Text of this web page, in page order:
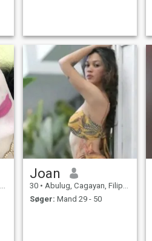
Joan
30 • Abulug, Cagayan, Filippinerne
Søger: Mand 29 - 50